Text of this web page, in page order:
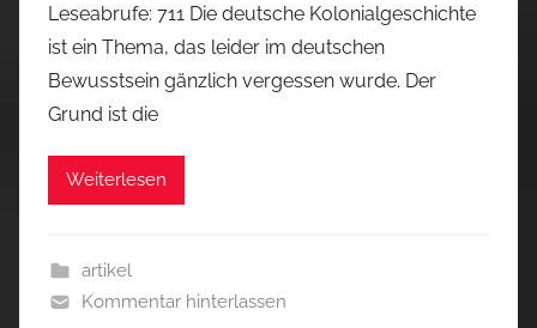
Leseabrufe: 711 Die deutsche Kolonialgeschichte
ist ein Thema, das leider im deutschen
Bewusstsein gänzlich vergessen wurde. Der
Grund ist die
Weiterlesen
artikel
Kommentar hinterlassen